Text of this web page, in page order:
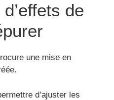
de
une mise en
d’ajuster les